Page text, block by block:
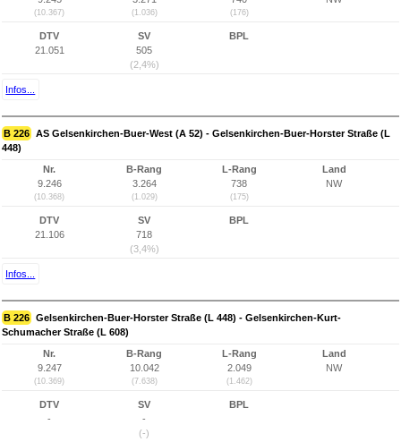
(10.367) (1.036) (176)
DTV
21.051
SV
505
(2,4%)
BPL
Infos...
B 226 AS Gelsenkirchen-Buer-West (A 52) - Gelsenkirchen-Buer-Horster Straße (L
448)
Nr.
9.246
(10.368)
B-Rang
3.264
(1.029)
L-Rang
738
(175)
Land
NW
DTV
21.106
SV
718
(3,4%)
BPL
Infos...
B 226 Gelsenkirchen-Buer-Horster Straße (L 448) - Gelsenkirchen-Kurt-
Schumacher Straße (L 608)
Nr.
9.247
(10.369)
B-Rang
10.042
(7.638)
L-Rang
2.049
(1.462)
Land
NW
DTV
-
SV
-
(-)
BPL